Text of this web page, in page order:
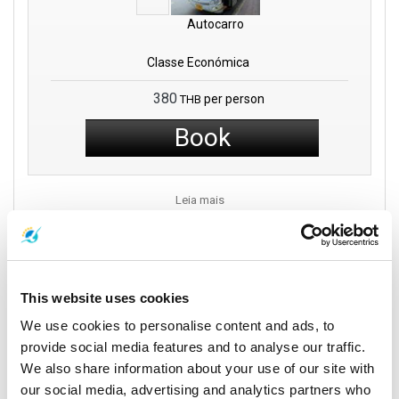
This website uses cookies
We use cookies to personalise content and ads, to
provide social media features and to analyse our traffic.
We also share information about your use of our site with
our social media, advertising and analytics partners who
Autocarro
Classe Económica
380 THB per person
Book
Leia mais
Veículos